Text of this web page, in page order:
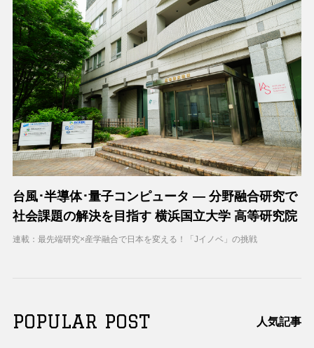
台風･半導体･量子コンピュータ ― 分野融合研究で
社会課題の解決を目指す 横浜国立大学 高等研究院
連載：最先端研究×産学融合で日本を変える！「Jイノベ」の挑戦
POPULAR POST 人気記事